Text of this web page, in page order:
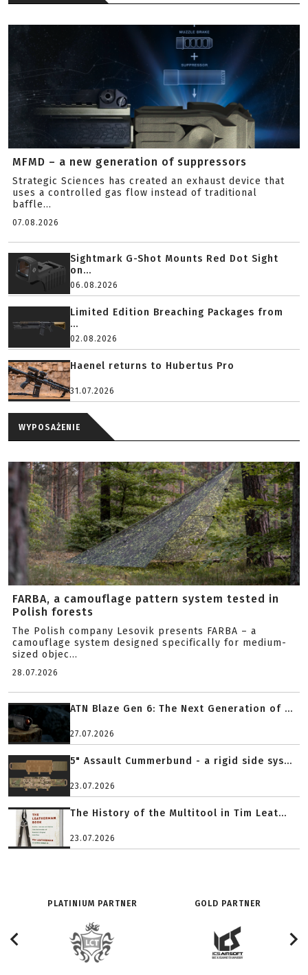
MFMD – a new generation of suppressors
Strategic Sciences has created an exhaust device that
uses a controlled gas flow instead of traditional
baffle...
07.08.2026
Sightmark G-Shot Mounts Red Dot Sight
on...
06.08.2026
Limited Edition Breaching Packages from
...
02.08.2026
Haenel returns to Hubertus Pro
31.07.2026
WYPOSAŻENIE
FARBA, a camouflage pattern system tested in
Polish forests
The Polish company Lesovik presents FARBA – a
camouflage system designed specifically for medium-
sized objec...
28.07.2026
ATN Blaze Gen 6: The Next Generation of ...
27.07.2026
5" Assault Cummerbund - a rigid side sys...
23.07.2026
The History of the Multitool in Tim Leat...
23.07.2026
PLATINIUM PARTNER GOLD PARTNER